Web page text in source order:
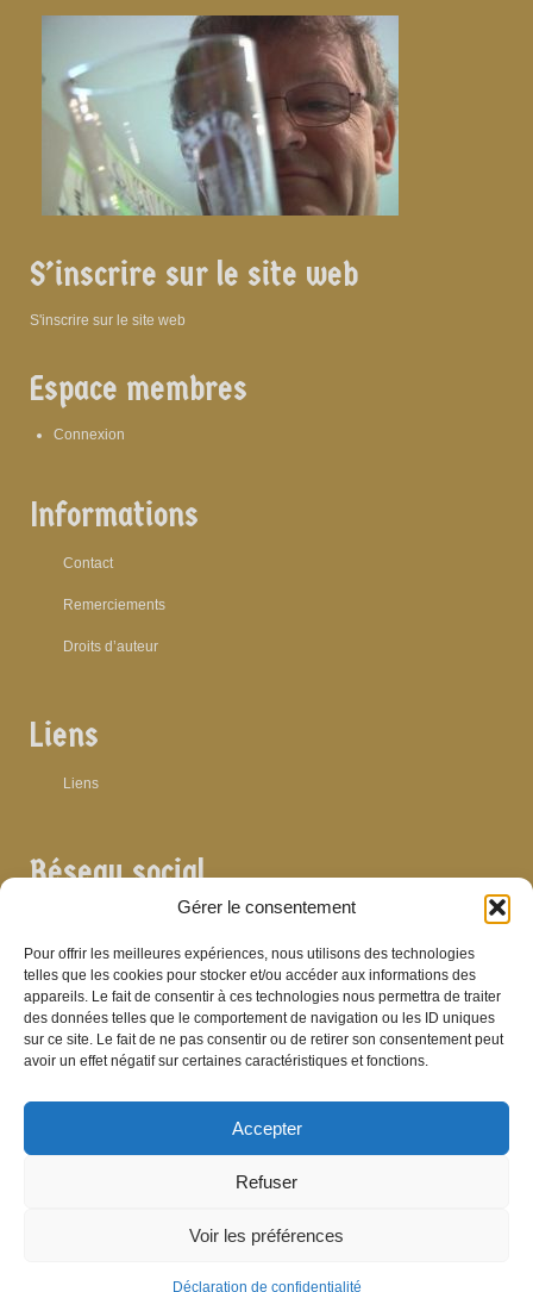
Gérer le consentement
Pour offrir les meilleures expériences, nous utilisons des technologies
telles que les cookies pour stocker et/ou accéder aux informations des
appareils. Le fait de consentir à ces technologies nous permettra de traiter
des données telles que le comportement de navigation ou les ID uniques
sur ce site. Le fait de ne pas consentir ou de retirer son consentement peut
avoir un effet négatif sur certaines caractéristiques et fonctions.
Accepter
Refuser
Voir les préférences
Déclaration de confidentialité
S’inscrire sur le site web
S'inscrire sur le site web
Espace membres
Connexion
Informations
Contact
Remerciements
Droits d’auteur
Liens
Liens
Réseau social
Archives
Archives
Bibliographie
© Brasserie de Dinant (anciens établissements Laurent et Stévenart) 2006-2026 -